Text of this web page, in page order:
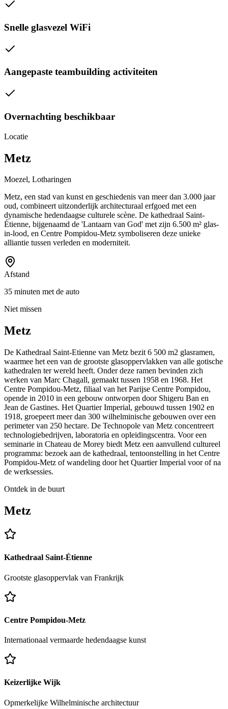
Snelle glasvezel WiFi
Aangepaste teambuilding activiteiten
Overnachting beschikbaar
Locatie
Metz
Moezel, Lotharingen
Metz, een stad van kunst en geschiedenis van meer dan 3.000 jaar
oud, combineert uitzonderlijk architecturaal erfgoed met een
dynamische hedendaagse culturele scène. De kathedraal Saint-
Étienne, bijgenaamd de 'Lantaarn van God' met zijn 6.500 m² glas-
in-lood, en Centre Pompidou-Metz symboliseren deze unieke
alliantie tussen verleden en moderniteit.
Afstand
35 minuten met de auto
Niet missen
Metz
De Kathedraal Saint-Etienne van Metz bezit 6 500 m2 glasramen,
waarmee het een van de grootste glasoppervlakken van alle gotische
kathedralen ter wereld heeft. Onder deze ramen bevinden zich
werken van Marc Chagall, gemaakt tussen 1958 en 1968. Het
Centre Pompidou-Metz, filiaal van het Parijse Centre Pompidou,
opende in 2010 in een gebouw ontworpen door Shigeru Ban en
Jean de Gastines. Het Quartier Imperial, gebouwd tussen 1902 en
1918, groepeert meer dan 300 wilhelminische gebouwen over een
perimeter van 250 hectare. De Technopole van Metz concentreert
technologiebedrijven, laboratoria en opleidingscentra. Voor een
seminarie in Chateau de Morey biedt Metz een aanvullend cultureel
programma: bezoek aan de kathedraal, tentoonstelling in het Centre
Pompidou-Metz of wandeling door het Quartier Imperial voor of na
de werksessies.
Ontdek in de buurt
Metz
Kathedraal Saint-Étienne
Grootste glasoppervlak van Frankrijk
Centre Pompidou-Metz
Internationaal vermaarde hedendaagse kunst
Keizerlijke Wijk
Opmerkelijke Wilhelminische architectuur